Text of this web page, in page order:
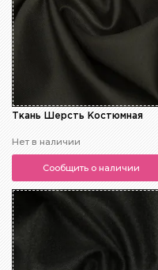
Ткань Шерсть Костюмная
Нет в наличии
Сообщить о наличии